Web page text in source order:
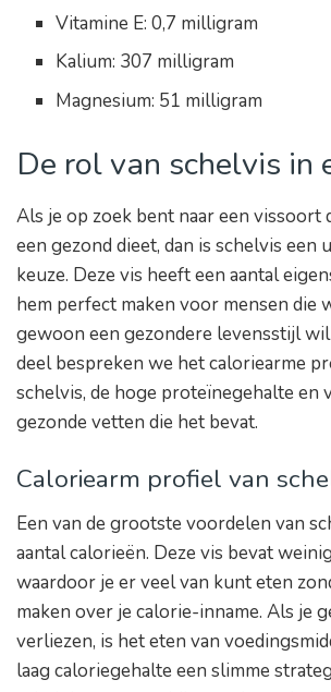
Vitamine E: 0,7 milligram
Kalium: 307 milligram
Magnesium: 51 milligram
De rol van schelvis in
Als je op zoek bent naar een vissoort
een gezond dieet, dan is schelvis een
keuze. Deze vis heeft een aantal
hem perfect maken voor mensen die
gewoon een gezondere levensstijl
deel bespreken we het caloriearme
schelvis, de hoge proteïnegehalte en
gezonde vetten die het bevat.
Caloriearm profiel van
Een van de grootste voordelen van
aantal calorieën. Deze vis bevat
waardoor je er veel van kunt eten
maken over je calorie-inname. Als je
verliezen, is het eten van
laag caloriegehalte een slimme